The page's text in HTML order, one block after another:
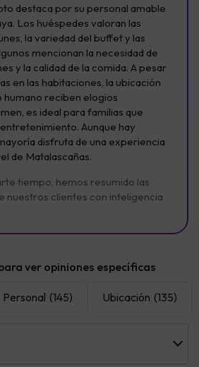
destaca por su personal amable
Los huéspedes valoran las
la variedad del buffet y las
mencionan la necesidad de
y la calidad de la comida. A pesar
en las habitaciones, la ubicación
humano reciben elogios
es ideal para familias que
Aunque hay
disfruta de una experiencia
de Matalascañas.
tiempo, hemos resumido las
nuestros clientes con inteligencia
ver opiniones específicas
Personal (145) Ubicación (135)